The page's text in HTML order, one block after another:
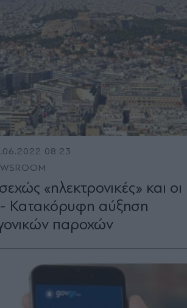
08:23
«ηλεκτρονικές» και οι
- Κατακόρυφη αύξηση
παροχών